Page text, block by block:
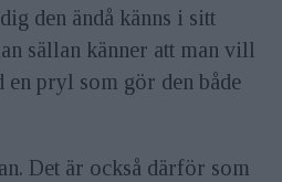
den ändå känns i sitt
sällan känner att man vill
pryl som gör den både
Det är också därför som